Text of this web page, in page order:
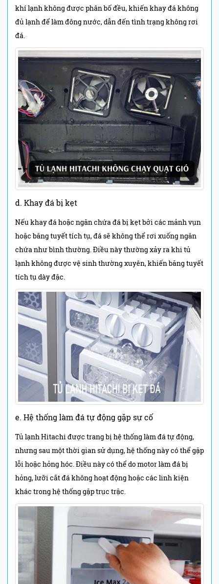
khí lạnh không được phân bố đều, khiến khay đá không
đủ lạnh để làm đông nước, dẫn đến tình trạng không rơi
đá.
d. Khay đá bị kẹt
Nếu khay đá hoặc ngăn chứa đá bị kẹt bởi các mảnh vụn
hoặc băng tuyết tích tụ, đá sẽ không thể rơi xuống ngăn
chứa như bình thường. Điều này thường xảy ra khi tủ
lạnh không được vệ sinh thường xuyên, khiến băng tuyết
tích tụ dày đặc.
e. Hệ thống làm đá tự động gặp sự cố
Tủ lạnh Hitachi được trang bị hệ thống làm đá tự động,
nhưng sau một thời gian sử dụng, hệ thống này có thể gặp
lỗi hoặc hỏng hóc. Điều này có thể do motor làm đá bị
hỏng, lưỡi cắt đá không hoạt động hoặc các linh kiện
khác trong hệ thống gặp trục trặc.